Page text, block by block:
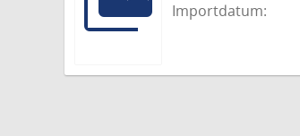
Importdatum: